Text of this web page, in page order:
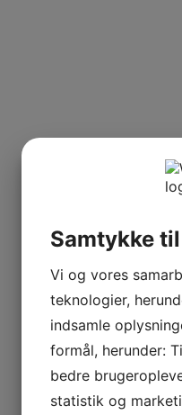
Samtykke
Vi og vores
teknologier,
indsamle
formål, herunder:
bedre
statistik og